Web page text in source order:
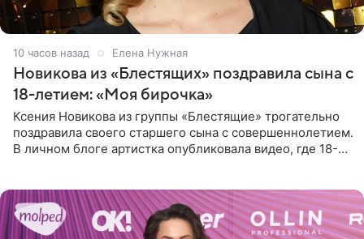
10 часов назад Елена Нужная
Новикова из «Блестящих» поздравила сына с
18-летием: «Моя бирочка»
Ксения Новикова из группы «Блестящие» трогательно
поздравила своего старшего сына с совершеннолетием.
В личном блоге артистка опубликовала видео, где 18-